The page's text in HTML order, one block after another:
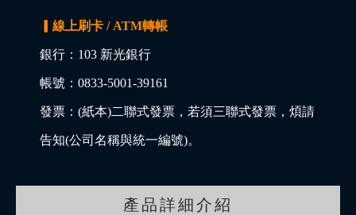
▎線上刷卡 / ATM轉帳
銀行：103 新光銀行
帳號：0833-5001-39161
發票：(紙本)二聯式發票，若須三聯式發票，煩請
告知(公司名稱與統一編號)。
產品詳細介紹